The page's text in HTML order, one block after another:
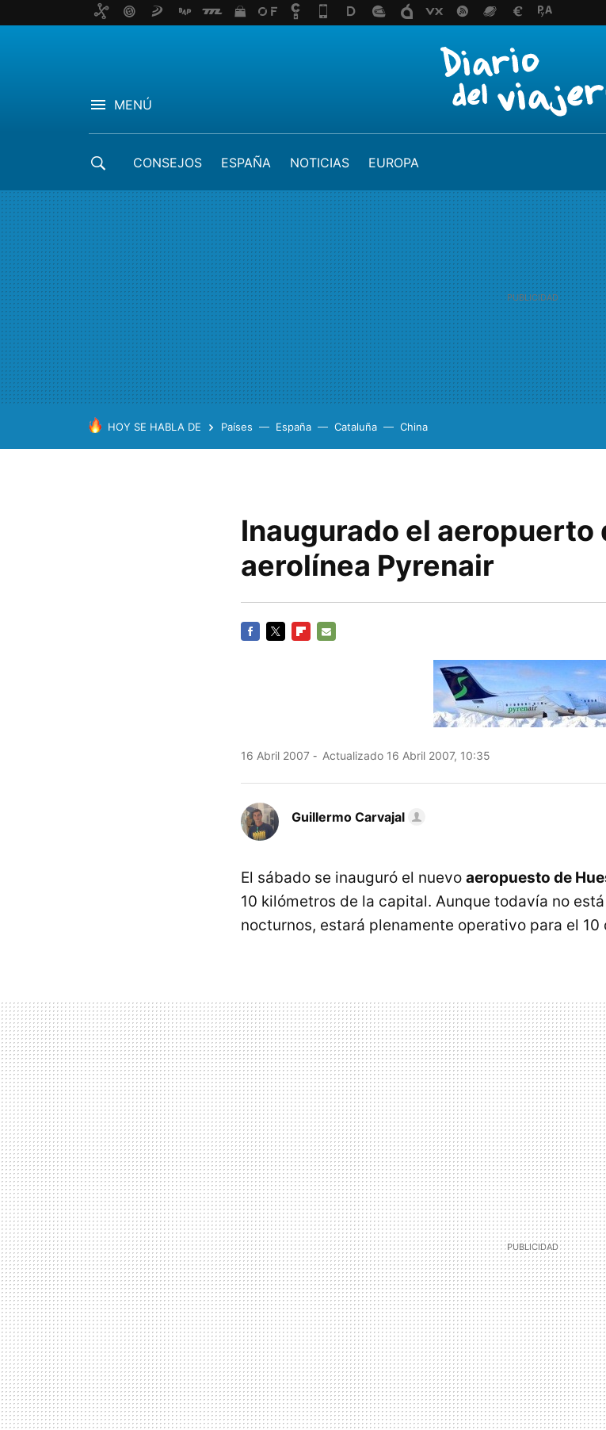
MENÚ
CONSEJOS ESPAÑA NOTICIAS EUROPA
HOY SE HABLA DE Países España Cataluña China
Inaugurado el aeropuerto
aerolínea Pyrenair
16 Abril 2007 Actualizado 16 Abril 2007, 10:35
Guillermo Carvajal
El sábado se inauguró el nuevo aeropuesto de
10 kilómetros de la capital. Aunque todavía no
nocturnos, estará plenamente operativo para el 10